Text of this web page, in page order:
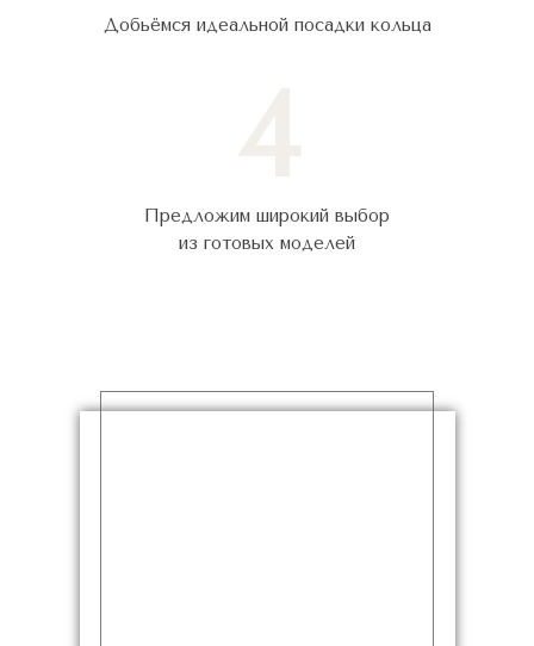
Добьёмся идеальной посадки кольца
Предложим широкий выбор
из готовых моделей